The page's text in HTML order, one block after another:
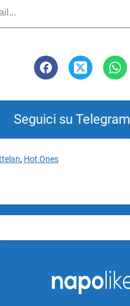
Seguici su Telegram
, Hot Ones